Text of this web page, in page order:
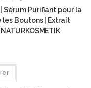
Sérum Purifiant pour la
les Boutons | Extrait